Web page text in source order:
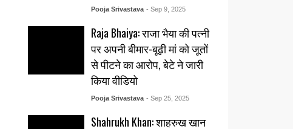
Pooja Srivastava - Sep 9, 2025
Raja Bhaiya: राजा भैया की पत्नी
पर अपनी बीमार-बूढ़ी मां को जूतों
से पीटने का आरोप, बेटे ने जारी
किया वीडियो
Pooja Srivastava - Sep 25, 2025
Shahrukh Khan: शाहरुख खान